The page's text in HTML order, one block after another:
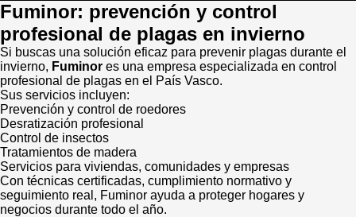
Fuminor: prevención y control
profesional de plagas en invierno
Si buscas una solución eficaz para prevenir plagas durante el
invierno, Fuminor es una empresa especializada en control
profesional de plagas en el País Vasco.
Sus servicios incluyen:
Prevención y control de roedores
Desratización profesional
Control de insectos
Tratamientos de madera
Servicios para viviendas, comunidades y empresas
Con técnicas certificadas, cumplimiento normativo y
seguimiento real, Fuminor ayuda a proteger hogares y
negocios durante todo el año.